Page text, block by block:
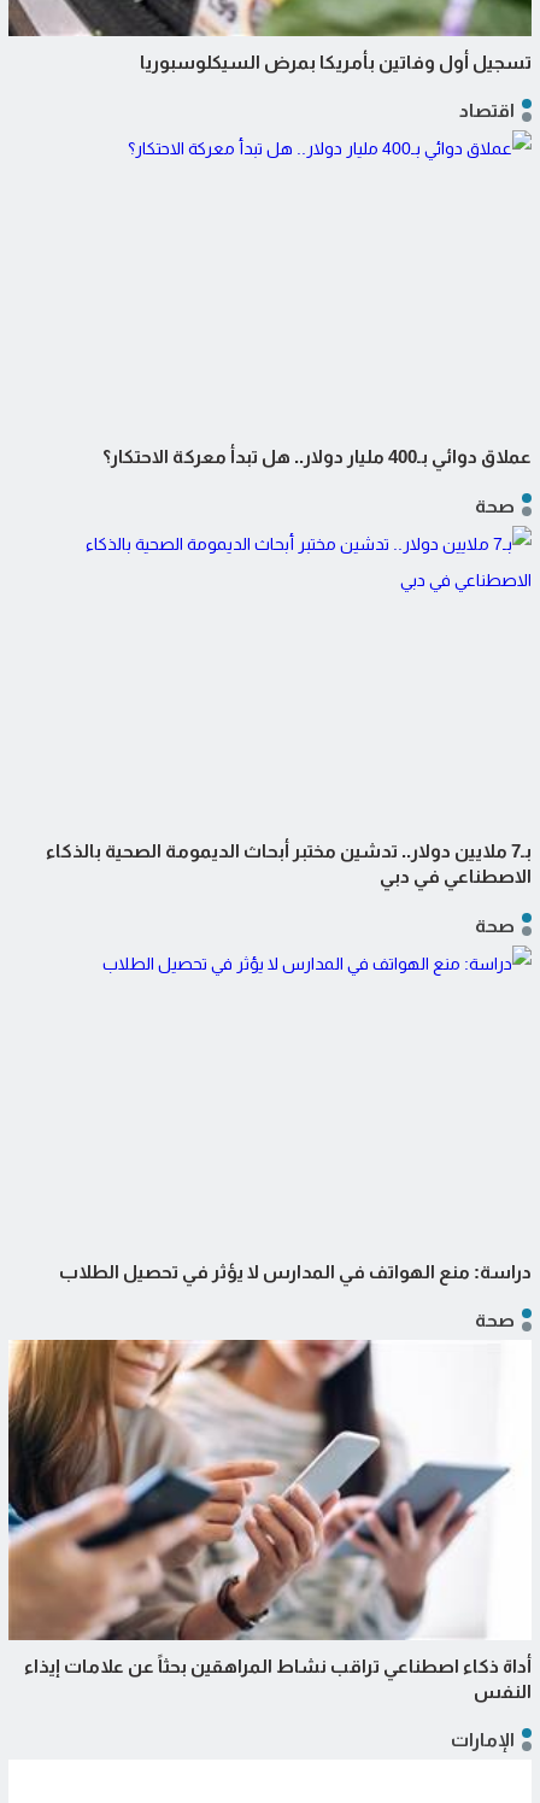
تسجيل أول وفاتين بأمريكا بمرض السيكلوسبوريا
اقتصاد
عملاق دوائي بـ400 مليار دولار.. هل تبدأ معركة الاحتكار؟
صحة
بـ7 ملايين دولار.. تدشين مختبر أبحاث الديمومة الصحية بالذكاء
الاصطناعي في دبي
صحة
دراسة: منع الهواتف في المدارس لا يؤثر في تحصيل الطلاب
صحة
أداة ذكاء اصطناعي تراقب نشاط المراهقين بحثاً عن علامات إيذاء
النفس
الإمارات